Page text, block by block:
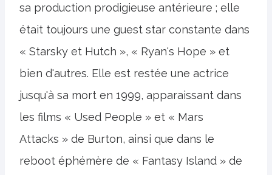
sa production prodigieuse antérieure ; elle
était toujours une guest star constante dans
« Starsky et Hutch », « Ryan's Hope » et
bien d'autres. Elle est restée une actrice
jusqu'à sa mort en 1999, apparaissant dans
les films « Used People » et « Mars
Attacks » de Burton, ainsi que dans le
reboot éphémère de « Fantasy Island » de